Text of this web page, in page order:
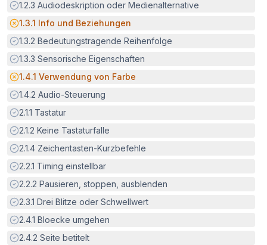
Erfüllt:
1.2.3 Audiodeskription oder Medienalternative
Potenzielle Barriere:
1.3.1 Info und Beziehungen
Erfüllt:
1.3.2 Bedeutungstragende Reihenfolge
Erfüllt:
1.3.3 Sensorische Eigenschaften
Potenzielle Barriere:
1.4.1 Verwendung von Farbe
Erfüllt:
1.4.2 Audio-Steuerung
Erfüllt:
2.1.1 Tastatur
Erfüllt:
2.1.2 Keine Tastaturfalle
Erfüllt:
2.1.4 Zeichentasten-Kurzbefehle
Erfüllt:
2.2.1 Timing einstellbar
Erfüllt:
2.2.2 Pausieren, stoppen, ausblenden
Erfüllt:
2.3.1 Drei Blitze oder Schwellwert
Erfüllt:
2.4.1 Bloecke umgehen
Erfüllt:
2.4.2 Seite betitelt